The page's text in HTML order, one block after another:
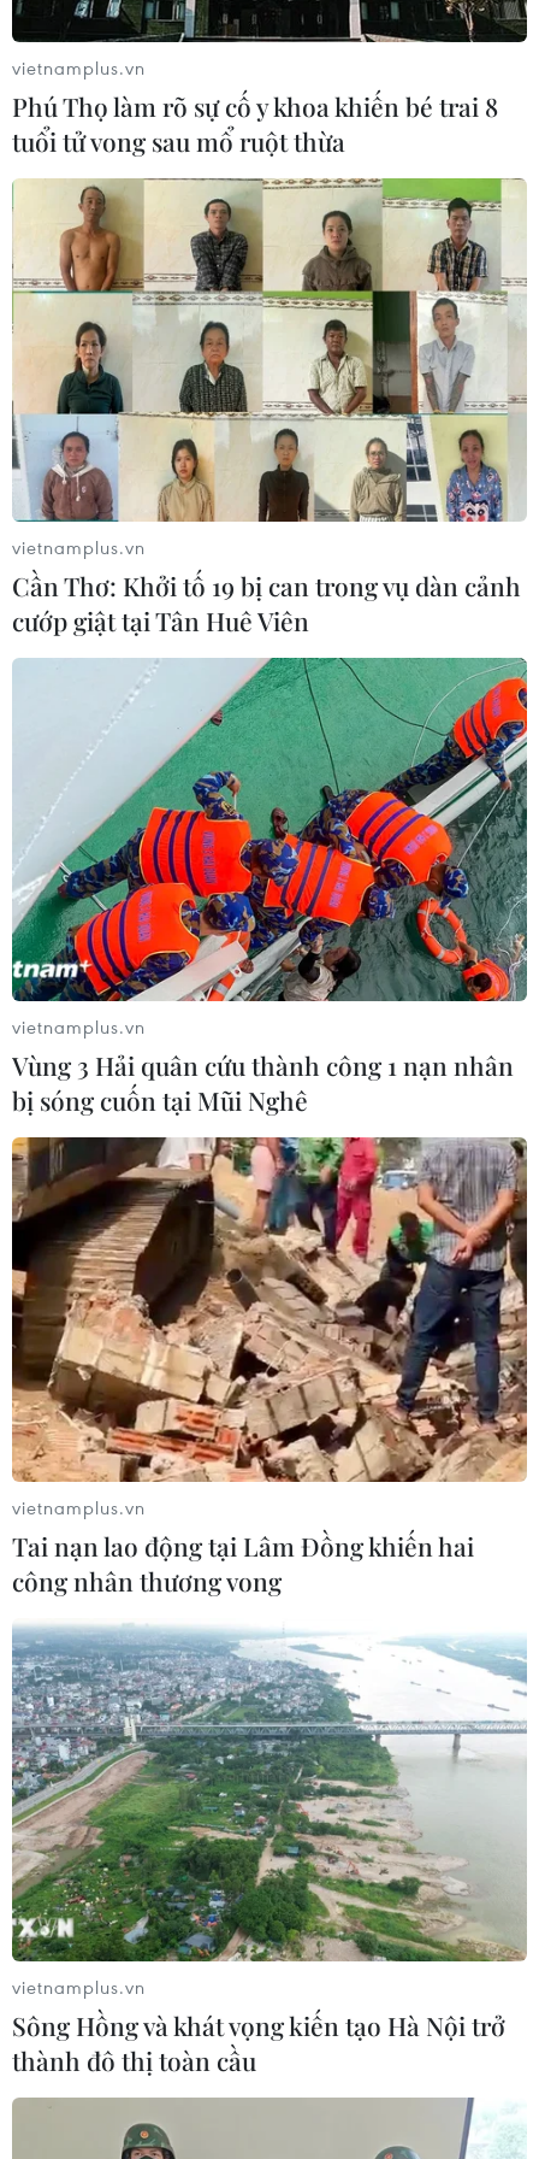
#rơi máy bay tại Ấn Độ
#Air India
#Boeing 787 Dreamliner
Ấn Độ
Theo dõi VietnamPlus
TIN LIÊN QUAN
Vụ rơi máy bay tại Ấn Độ: Lãnh đạo các
nước gửi lời chia buồn
12/06/2025 14:29
Các nguyên thủ, quan chức cấp cao các nước đã bày
tỏ những lời chia buồn sâu sắc nhất ngay sau khi xảy ra
vụ tai nạn máy bay thảm khốc tại Ấn Độ.
Vụ rơi máy bay tại Ấn Độ: Đã tìm thấy
người sống sót
12/06/2025 14:13
Cảnh sát Ấn Độ đã tìm thấy 1 người sống sót trên chuyến
bay gặp nạn của hãng hàng không Air Indi, trong khi có
1 hành khách khác đã được đưa tới bệnh viện và đang
được điều trị.
vietnamplus.vn
Phú Thọ làm rõ sự cố y khoa khiến bé trai 8
tuổi tử vong sau mổ ruột thừa
vietnamplus.vn
Cần Thơ: Khởi tố 19 bị can trong vụ dàn cảnh
cướp giật tại Tân Huê Viên
vietnamplus.vn
Vùng 3 Hải quân cứu thành công 1 nạn nhân
bị sóng cuốn tại Mũi Nghê
vietnamplus.vn
Tai nạn lao động tại Lâm Đồng khiến hai
công nhân thương vong
vietnamplus.vn
Sông Hồng và khát vọng kiến tạo Hà Nội trở
thành đô thị toàn cầu